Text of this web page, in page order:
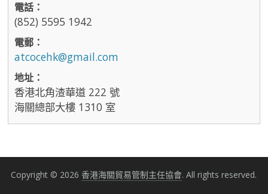
電話：
(852) 5595 1942
電郵：
atcocehk@gmail.com
地址：
香港北角渣華道 222 號
海關總部大樓 1310 室
Copyright © 2026香港海關貿易管制主任協會. All rights reserved.